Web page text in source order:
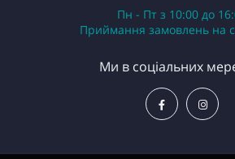
Пн - Пт з 10:00 до
Приймання замовлень на
Ми в соціальних